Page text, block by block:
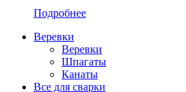
Подробнее
Веревки
Веревки
Шпагаты
Канаты
Все для сварки